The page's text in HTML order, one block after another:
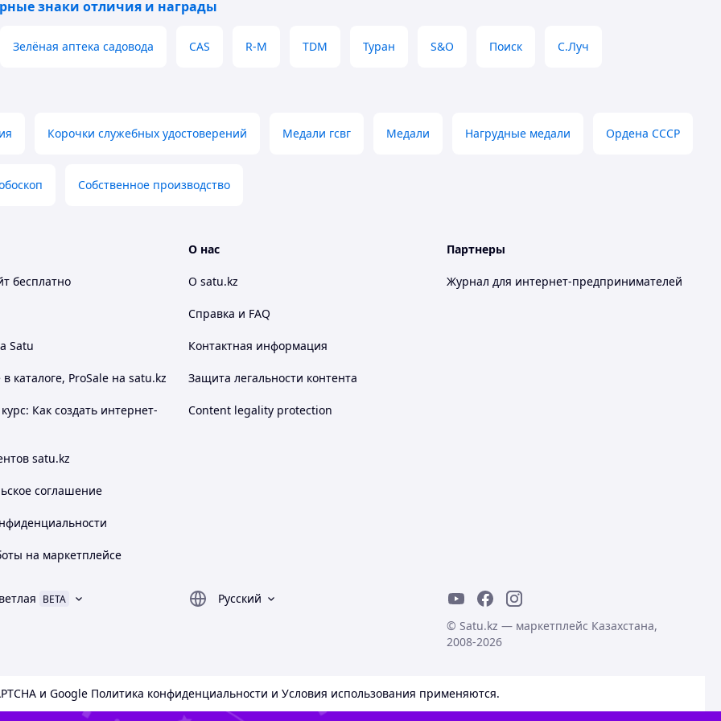
пакетике
цена зависит от региона и
структур
страны.
в педагогической деятельности.
вклад в образование и воспитание.
знаки отличия и награды
Зелёная аптека садовода CAS R-M TDM Туран S&O Поиск С.Луч
Корочки служебных удостоверений Медали гсвг Медали Нагрудные медали Ордена СССР
Собственное производство
бесплатно
Satu
каталоге, ProSale на satu.kz
Как создать интернет-
satu.kz
соглашение
на маркетплейсе
О нас
О satu.kz
Справка и FAQ
Контактная информация
Защита легальности контента
Content legality protection
Партнеры
Журнал для интернет-предпринимателей
BETA
Русский
© Satu.kz — маркетплейс Казахстана,
2008-2026
и Google Политика конфиденциальности и Условия использования применяются.